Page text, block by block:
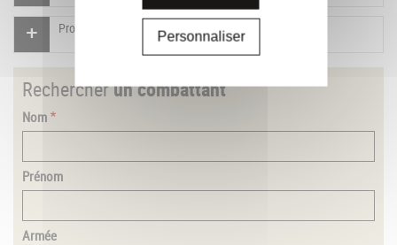
Proposer un document pour ce combattant
Rechercherun combattant
Nom
Prénom
Armée
Personnaliser